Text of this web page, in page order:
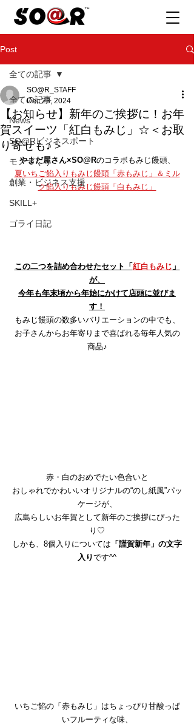
Post
全ての記事
News
SO@Rビジネスポート
モノづくり
創業・ビジネス支援
SKILL+
ゴライ日記
全ての記事
【お知らせ】新年のご挨拶に！お年
賀スイーツ「紅白もみじ」☆＜お取
り寄せも♪＞
SO@R_STAFF
Dec 23, 2024
やまだ屋さん×SO@Rのコラボもみじ饅頭、
夏いちご餡入りもみじ饅頭「赤もみじ」＆ミル
ク餡入りもみじ饅頭「白もみじ」
この二つを詰め合わせたセット「 紅白もみじ 」
が、
今年も年末頃から年始にかけて店頭に並びま
す！
もみじ饅頭の数多いバリエーションの中でも、
お子さんからお年寄りまで喜ばれる毎年人気の
商品♪
赤・白のおめでたい色合いと
おしゃれでかわいいオリジナルの“のし紙風”パッ
ケージが、
広島らしいお年賀として新年のご挨拶にぴった
り♡
しかも、8個入りについては 「謹賀新年」の文字
入りです^^
いちご餡の「赤もみじ」はちょっぴり甘酸っぱ
いフルーティな味、